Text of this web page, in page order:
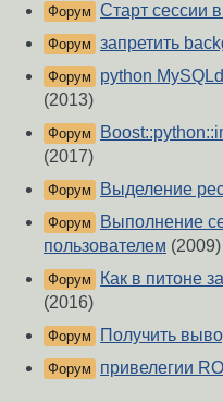
Форум Старт сессии
Форум запретить
Форум
python
(2013)
Форум
(2017)
Форум Выделение
Форум
Выполнение
пользователем (2009)
Форум
Как в питоне
(2016)
Форум Получить
Форум привелегии